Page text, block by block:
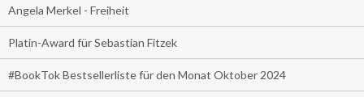
Angela Merkel - Freiheit
Platin-Award für Sebastian Fitzek
#BookTok Bestsellerliste für den Monat Oktober 2024